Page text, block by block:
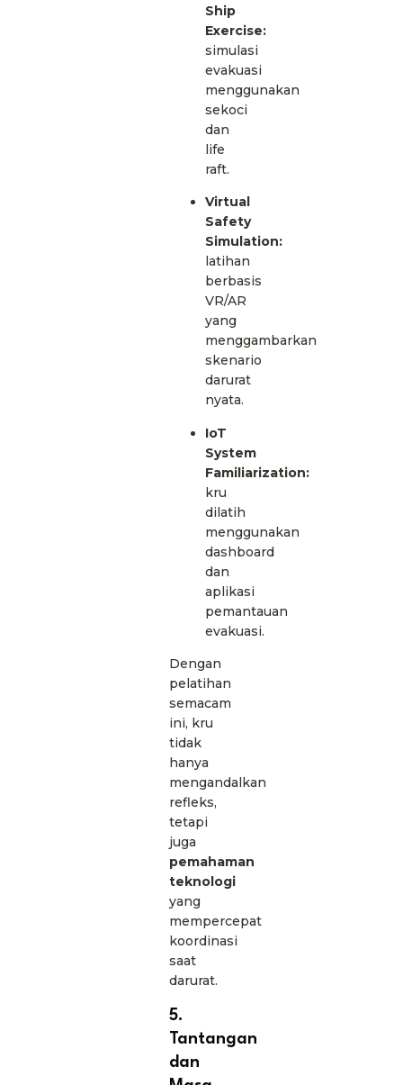
Ship
Exercise:
simulasi
evakuasi
menggunakan
sekoci
dan
life
raft.
Virtual
Safety
Simulation:
latihan
berbasis
VR/AR
yang
menggambarkan
skenario
darurat
nyata.
IoT
System
Familiarization:
kru
dilatih
menggunakan
dashboard
dan
aplikasi
pemantauan
evakuasi.
Dengan
pelatihan
semacam
ini, kru
tidak
hanya
mengandalkan
refleks,
tetapi
juga
pemahaman
teknologi
yang
mempercepat
koordinasi
saat
darurat.
5.
Tantangan
dan